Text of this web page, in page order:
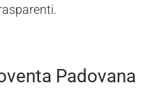
Padovana